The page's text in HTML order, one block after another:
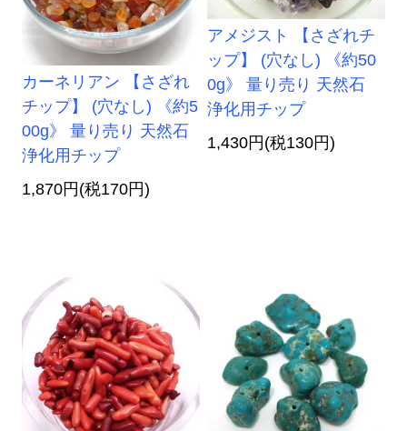
カーネリアン 【さざれ
チップ】 (穴なし) 《約5
00g》 量り売り 天然石
浄化用チップ
1,870円(税170円)
アメジスト 【さざれチ
ップ】 (穴なし) 《約50
0g》 量り売り 天然石
浄化用チップ
1,430円(税130円)